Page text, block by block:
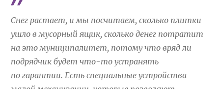
Снег растает, и мы посчитаем, сколько плитки
ушло в мусорный ящик, сколько денег потратит
на это муниципалитет, потому что вряд ли
подрядчик будет что-то устранять
по гарантии. Есть специальные устройства